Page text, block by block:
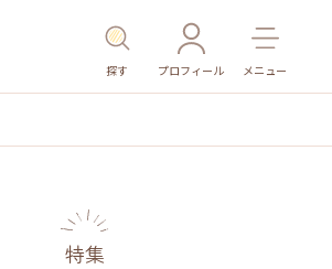
探す プロフィール メニュー
特集